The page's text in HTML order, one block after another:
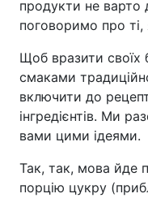
продукти не
поговоримо про ті,
Щоб вразити своїх
смаками
включити до
інгредієнтів. Ми
вами цими ідеями.
Так, так, мова йде
порцію цукру